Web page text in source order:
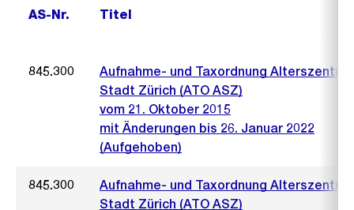
AS-Nr. Titel
845.300
Aufnahme- und Taxordnung Alterszentren
Stadt Zürich (ATO ASZ)
vom 21. Oktober 2015
mit Änderungen bis 26. Januar 2022
(Aufgehoben)
845.300
Aufnahme- und Taxordnung Alterszentren
Stadt Zürich (ATO ASZ)